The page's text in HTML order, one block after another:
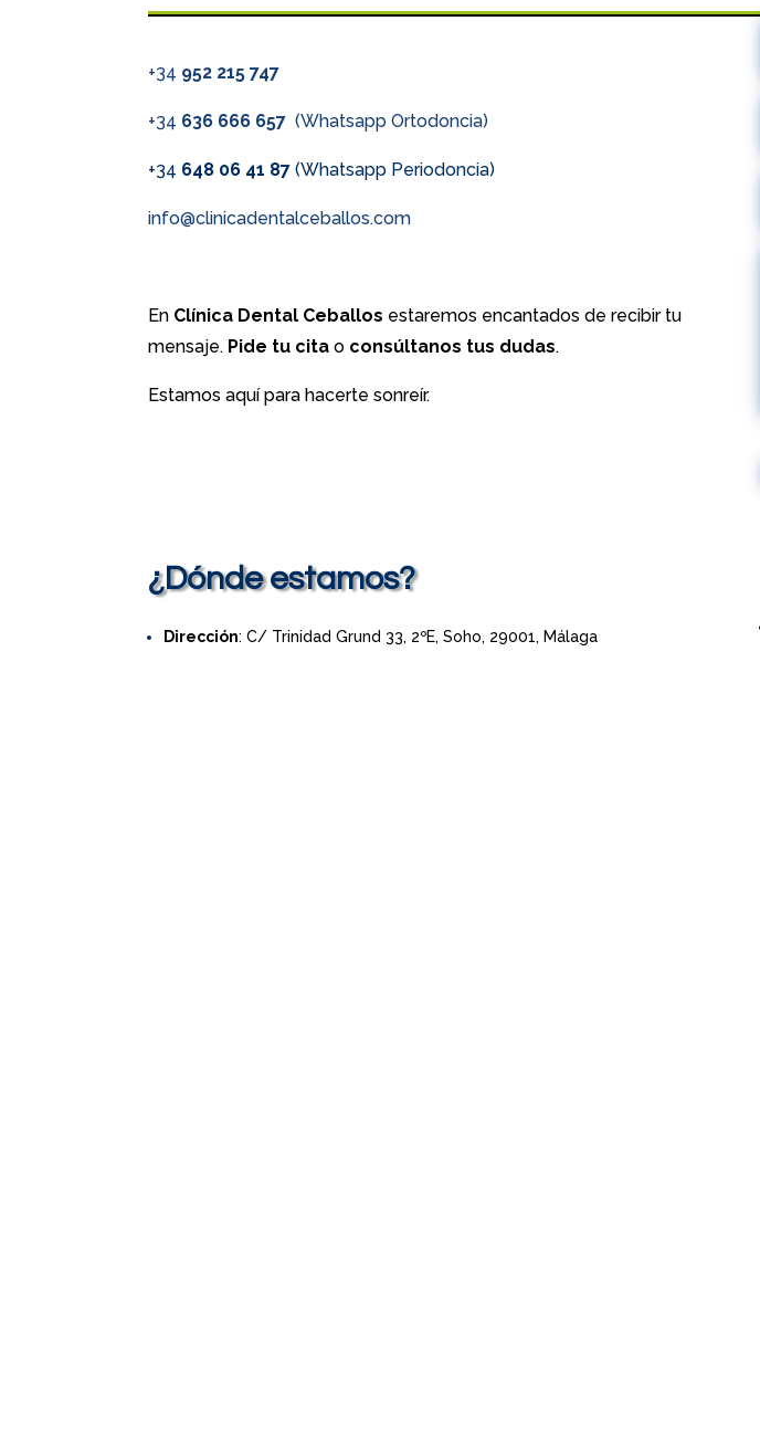
+34 952 215 747
+34 636 666 657(Whatsapp Ortodoncia)
+34 648 06 41 87 (Whatsapp Periodoncia)
info@clinicadentalceballos.com
En Clínica Dental Ceballos estaremos encantados de recibir tu
mensaje. Pide tu cita o consúltanos tus dudas.
Estamos aquí para hacerte sonreír.
¿Dónde estamos?
Dirección: C/ Trinidad Grund 33, 2ºE, Soho, 29001, Málaga